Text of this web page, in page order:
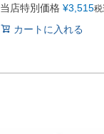
当店特別価格 ¥3,515税
カートに入れる